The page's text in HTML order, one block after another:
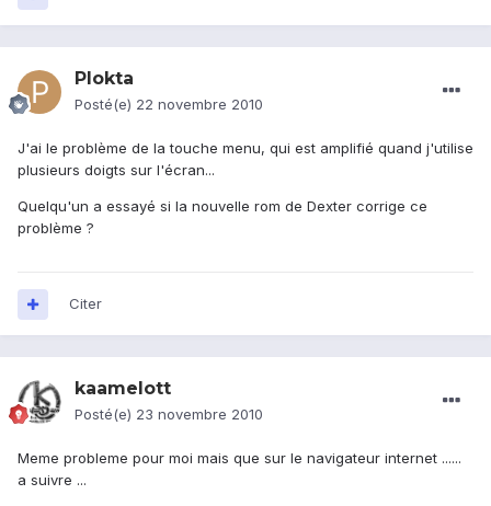
Plokta
Posté(e) 22 novembre 2010
J'ai le problème de la touche menu, qui est amplifié quand j'utilise
plusieurs doigts sur l'écran...
Quelqu'un a essayé si la nouvelle rom de Dexter corrige ce
problème ?
Citer
kaamelott
Posté(e) 23 novembre 2010
Meme probleme pour moi mais que sur le navigateur internet ......
a suivre ...